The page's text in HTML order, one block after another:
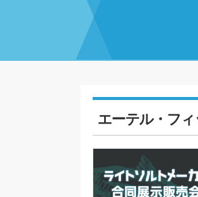
エーテル・フ